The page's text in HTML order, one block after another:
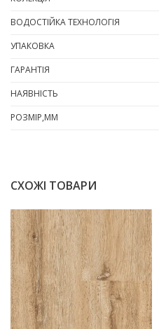
ВОДОСТІЙКА ТЕХНОЛОГІЯ
УПАКОВКА
ГАРАНТІЯ
НАЯВНІСТЬ
РОЗМІР,ММ
СХОЖІ ТОВАРИ